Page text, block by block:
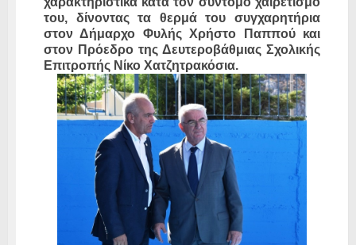
του, δίνοντας τα θερμά του συγχαρητήρια
στον Δήμαρχο Φυλής Χρήστο Παππού και
στον Πρόεδρο της Δευτεροβάθμιας Σχολικής
Επιτροπής Νίκο Χατζητρακόσια.